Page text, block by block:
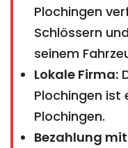
Plochingen
Schlössern
seinem
Lokale Firma:
Plochingen ist
Plochingen.
Bezahlung